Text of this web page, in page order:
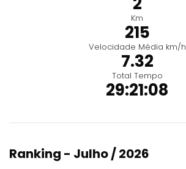
Km
215
Velocidade Média km/h
7.32
Total Tempo
29:21:08
Ranking - Julho / 2026